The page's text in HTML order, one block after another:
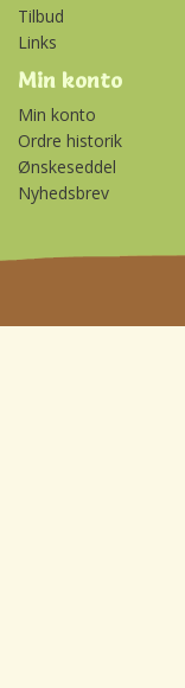
Tilbud
Links
Min konto
Min konto
Ordre historik
Ønskeseddel
Nyhedsbrev